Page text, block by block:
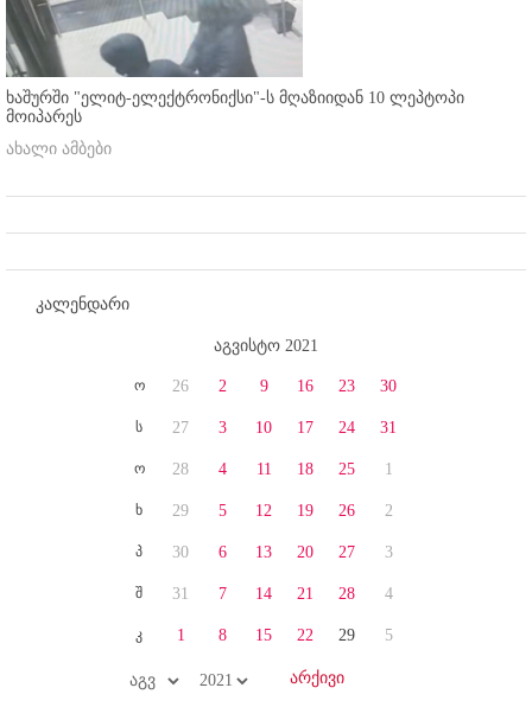
ხაშურში "ელიტ-ელექტრონიქსი"-ს მღაზიიდან 10 ლეპტოპი
მოიპარეს
ახალი ამბები
კალენდარი
აგვისტო 2021
ო
ს
ო
ხ
პ
შ
კ
26
27
28
29
30
31
1
2
3
4
5
6
7
8
9
10
11
12
13
14
15
16
17
18
19
20
21
22
23
24
25
26
27
28
29
30
31
1
2
3
4
5